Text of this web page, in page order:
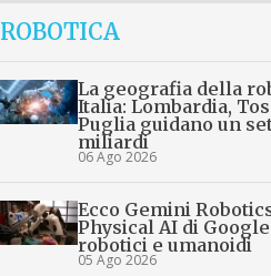
ROBOTICA
La geografia della
Italia: Lombardia,
Puglia guidano un
miliardi
06 Ago 2026
Ecco Gemini
Physical AI di
robotici e umanoidi
05 Ago 2026